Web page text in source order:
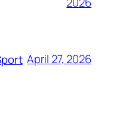
April 27, 2026